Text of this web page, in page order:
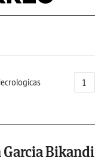
1
Bikandi